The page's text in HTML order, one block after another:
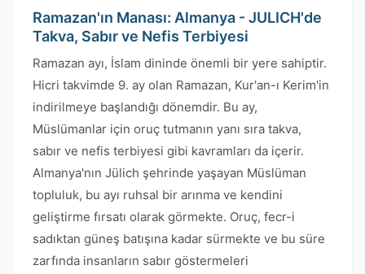
Ramazan'ın Manası: Almanya - JULICH'de
Takva, Sabır ve Nefis Terbiyesi
Ramazan ayı, İslam dininde önemli bir yere sahiptir.
Hicri takvimde 9. ay olan Ramazan, Kur'an-ı Kerim'in
indirilmeye başlandığı dönemdir. Bu ay,
Müslümanlar için oruç tutmanın yanı sıra takva,
sabır ve nefis terbiyesi gibi kavramları da içerir.
Almanya'nın Jülich şehrinde yaşayan Müslüman
topluluk, bu ayı ruhsal bir arınma ve kendini
geliştirme fırsatı olarak görmekte. Oruç, fecr-i
sadıktan güneş batışına kadar sürmekte ve bu süre
zarfında insanların sabır göstermeleri